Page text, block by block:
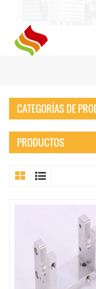
CATEGORÍAS DE
PRODUCTOS